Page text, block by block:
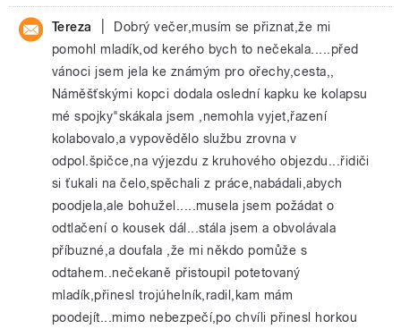
Tereza
Dobrý večer,musím se přiznat,že mi
pomohl mladík,od kerého bych to nečekala.....před
vánoci jsem jela ke známým pro ořechy,cesta,,
Náměšťskými kopci dodala oslední kapku ke kolapsu
mé spojky"skákala jsem ,nemohla vyjet,řazení
kolabovalo,a vypovědělo službu zrovna v
odpol.špičce,na výjezdu z kruhového objezdu...řidiči
si ťukali na čelo,spěchali z práce,nabádali,abych
poodjela,ale bohužel.....musela jsem požádat o
odtlačení o kousek dál...stála jsem a obvolávala
příbuzné,a doufala ,že mi někdo pomůže s
odtahem..nečekaně přistoupil potetovaný
mladík,přinesl trojúhelník,radil,kam mám
poodejít...mimo nebezpečí,po chvíli přinesl horkou